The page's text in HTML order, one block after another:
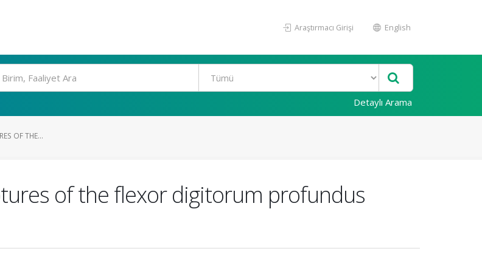
Araştırmacı Girişi English
Detaylı Arama
OF THE...
of the flexor digitorum profundus